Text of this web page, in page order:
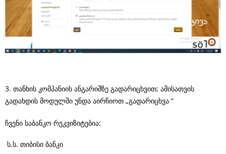
3. თანხის კომპანიის ანგარიშზე გადარიცხვით; ამისათვის
გადახდის მოდულში უნდა აირჩიოთ „გადარიცხვა “
ჩვენი საბანკო რეკვიზიტებია:
ს.ს. თიბისი ბანკი